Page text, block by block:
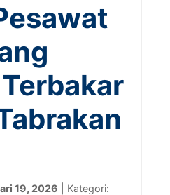
19, 2026 | Kategori: